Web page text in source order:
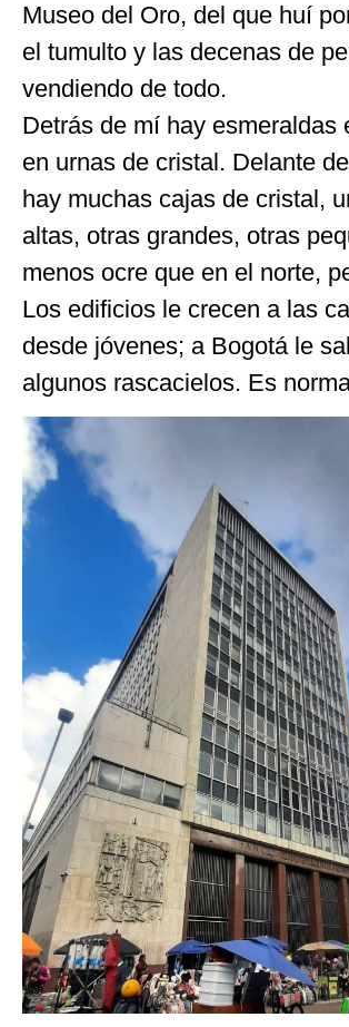
Museo del Oro, del que huí
el tumulto y las decenas de
vendiendo de todo.
Detrás de mí hay esmeraldas
en urnas de cristal. Delante
hay muchas cajas de cristal,
altas, otras grandes, otras
menos ocre que en el norte,
Los edificios le crecen a las
desde jóvenes; a Bogotá le
algunos rascacielos. Es